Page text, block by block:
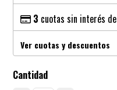
3 cuotas sin interés de
Ver cuotas y descuentos
Cantidad